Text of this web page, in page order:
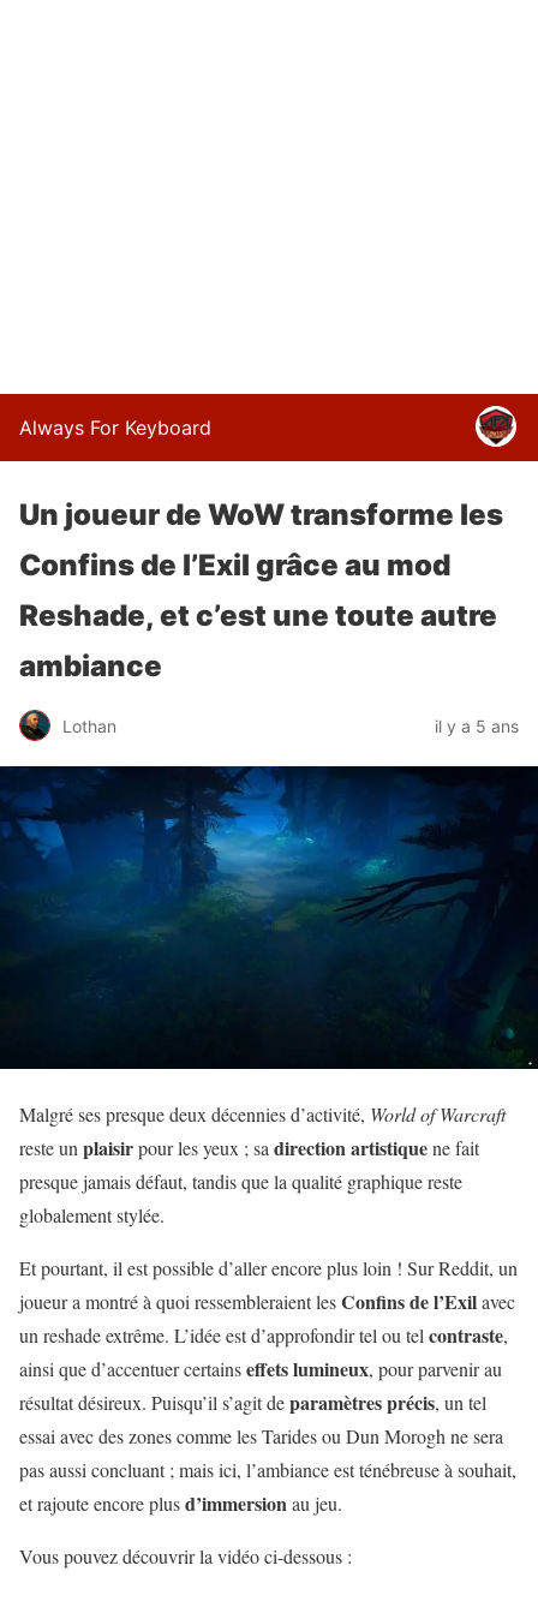
Always For Keyboard
Un joueur de WoW transforme les
Confins de l’Exil grâce au mod
Reshade, et c’est une toute autre
ambiance
Lothan il y a 5 ans
Malgré ses presque deux décennies d’activité, World of Warcraft
reste un plaisirpour les yeux ; sa directionartistiquene fait
presque jamais défaut, tandis que la qualité graphique reste
globalement stylée.
Et pourtant, il est possible d’aller encore plus loin ! Sur Reddit, un
joueur a montré à quoi ressembleraient lesConfinsdel’Exilavec
un reshade extrême. L’idée est d’approfondir tel ou tel contraste,
ainsi que d’accentuer certainseffetslumineux, pour parvenir au
résultat désireux. Puisqu’il s’agit deparamètresprécis, un tel
essai avec des zones comme les Tarides ou Dun Morogh ne sera
pas aussi concluant ; mais ici, l’ambiance est ténébreuse à souhait,
et rajoute encore plusd’immersionau jeu.
Vous pouvez découvrir la vidéo ci-dessous :